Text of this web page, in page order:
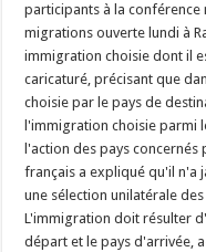
participants à la conférence
migrations ouverte lundi à
immigration choisie dont il
caricaturé, précisant que
choisie par le pays de
l'immigration choisie parmi
l'action des pays
français a expliqué qu'il n'a
une sélection unilatérale
L'immigration doit résulter
départ et le pays d'arrivée,